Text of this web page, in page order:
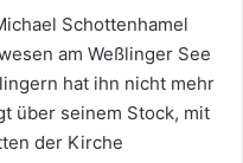
Schottenhamel
am Weßlinger See
hat ihn nicht mehr
über seinem Stock, mit
der Kirche